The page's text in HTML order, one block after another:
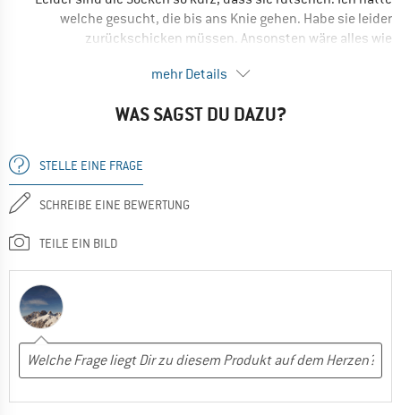
Ja, ich würde das Produkt einem Freund empfehlen
welche gesucht, die bis ans Knie gehen. Habe sie leider
zurückschicken müssen. Ansonsten wäre alles wie
Ja, ich würde das Produkt einem Freund empfehlen
mehr Details
WAS SAGST DU DAZU?
STELLE EINE FRAGE
SCHREIBE EINE BEWERTUNG
TEILE EIN BILD